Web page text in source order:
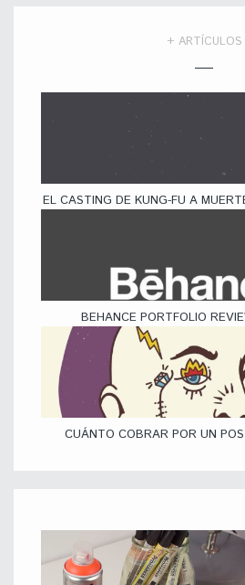
+ ARTÍCULOS
EL CASTING DE KUNG-FU A
BEHANCE PORTFOLIO
CUÁNTO COBRAR POR UN